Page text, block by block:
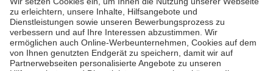
Die Johanniter GmbH führt das Spendenzertifikat
des Deutschen Spendenrats e.V.